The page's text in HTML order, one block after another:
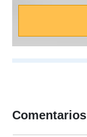
Comentarios